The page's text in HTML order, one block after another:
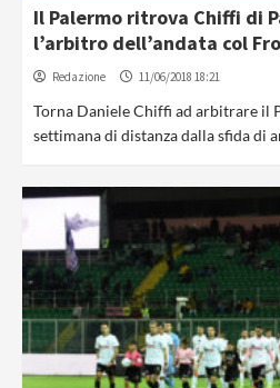
Il Palermo ritrova Chiffi di
l’arbitro dell’andata col
Redazione 11/06/2018 18:21
Torna Daniele Chiffi ad arbitrare il
settimana di distanza dalla sfida di